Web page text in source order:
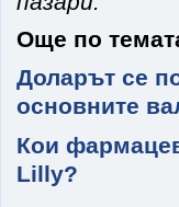
Още по
Доларът се
основните
Кои
Lilly?